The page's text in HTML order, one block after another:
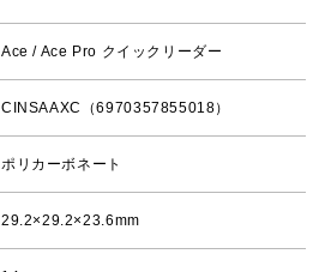
Ace / Ace Pro クイックリーダー
CINSAAXC（6970357855018）
ポリカーボネート
29.2×29.2×23.6mm